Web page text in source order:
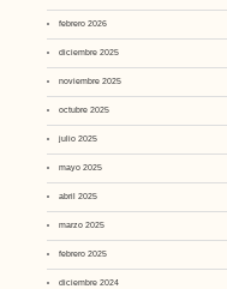
febrero 2026
diciembre 2025
noviembre 2025
octubre 2025
julio 2025
mayo 2025
abril 2025
marzo 2025
febrero 2025
diciembre 2024